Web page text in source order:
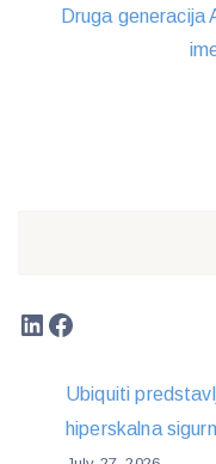
Druga generacija
LinkedIn
Facebook
Ubiquiti
hiperskalna